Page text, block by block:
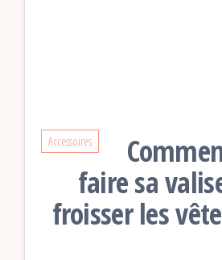
Accessoires
faire sa
froisser les